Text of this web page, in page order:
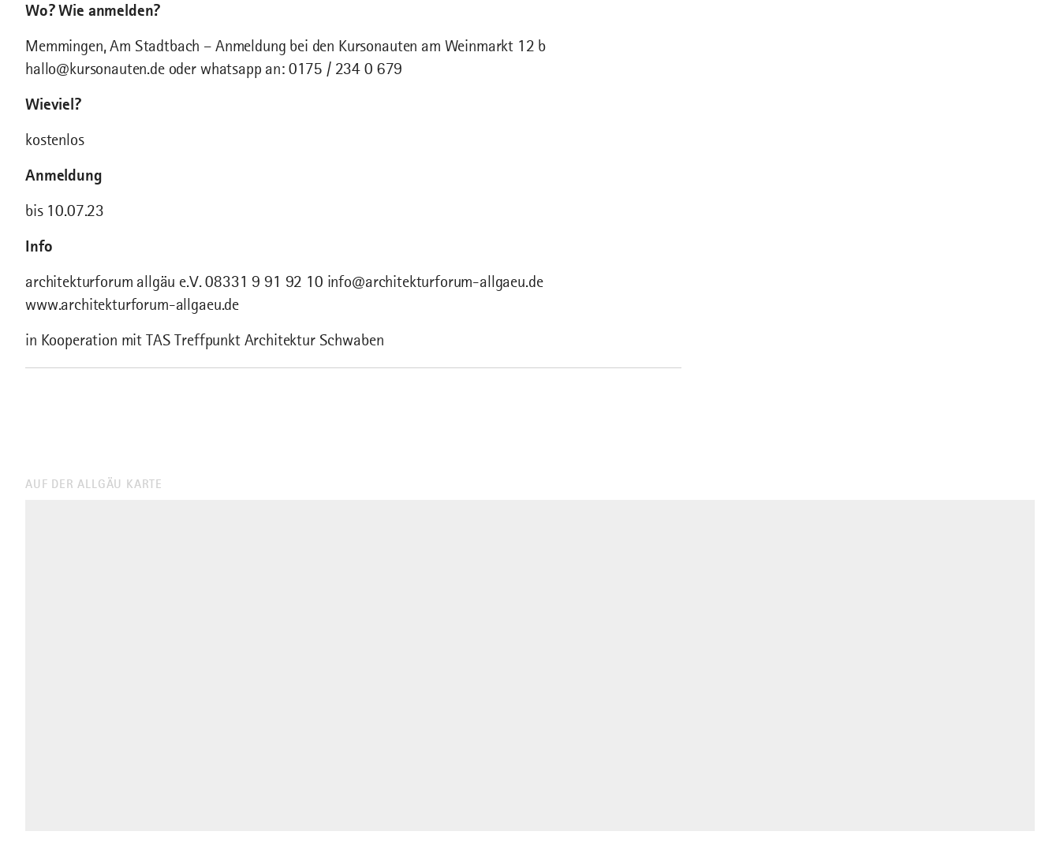
Wo? Wie anmelden?
Memmingen, Am Stadtbach – Anmeldung bei den Kursonauten am Weinmarkt 12 b
hallo@kursonauten.de oder whatsapp an: 0175 / 234 0 679
Wieviel?
kostenlos
Anmeldung
bis 10.07.23
Info
architekturforum allgäu e.V. 08331 9 91 92 10 info@architekturforum-allgaeu.de
www.architekturforum-allgaeu.de
in Kooperation mit TAS Treffpunkt Architektur Schwaben
AUF DER ALLGÄU KARTE